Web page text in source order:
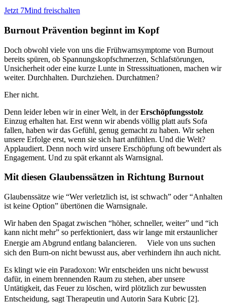
Jetzt 7Mind freischalten
Burnout Prävention beginnt im Kopf
Doch obwohl viele von uns die Frühwarnsymptome von Burnout
bereits spüren, ob Spannungskopfschmerzen, Schlafstörungen,
Unsicherheit oder eine kurze Lunte in Stresssituationen, machen wir
weiter. Durchhalten. Durchziehen. Durchatmen?
Eher nicht.
Denn leider leben wir in einer Welt, in derErschöpfungsstolz
Einzug erhalten hat. Erst wenn wir abends völlig platt aufs Sofa
fallen, haben wir das Gefühl, genug gemacht zu haben. Wir sehen
unsere Erfolge erst, wenn sie sich hart anfühlen. Und die Welt?
Applaudiert. Denn noch wird unsere Erschöpfung oft bewundert als
Engagement. Und zu spät erkannt als Warnsignal.
Mit diesen Glaubenssätzen in Richtung Burnout
Glaubenssätze wie “Wer verletzlich ist, ist schwach” oder “Anhalten
ist keine Option” übertönen die Warnsignale.
Wir haben den Spagat zwischen “höher, schneller, weiter” und “ich
kann nicht mehr” so perfektioniert, dass wir lange mit erstaunlicher
Energie am Abgrund entlang balancieren. Viele von uns suchen
sich den Burn-on nicht bewusst aus, aber verhindern ihn auch nicht.
Es klingt wie ein Paradoxon: Wir entscheiden uns nicht bewusst
dafür, in einem brennenden Raum zu stehen, aber unsere
Untätigkeit, das Feuer zu löschen, wird plötzlich zur bewussten
Entscheidung, sagt Therapeutin und Autorin Sara Kubric [2].